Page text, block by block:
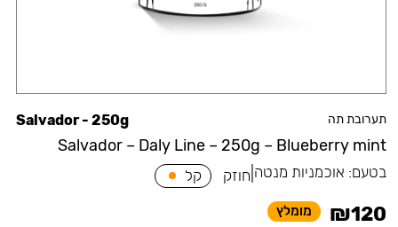
תערובת תה
Salvador – Daly Line – 250g – Blueberry mint
Salvador - 250g
בטעם: אוכמניות מנטה חוזק קל
₪120 מומלץ